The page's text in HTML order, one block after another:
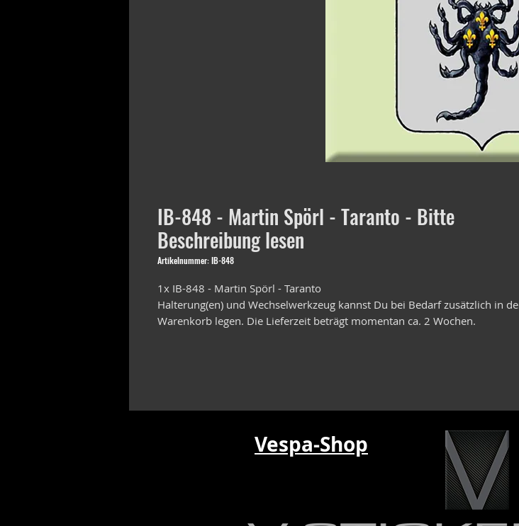
IB-848 - Martin Spörl - Taranto - Bitte
Beschreibung lesen
Artikelnummer: IB-848
1x IB-848 - Martin Spörl - Taranto
Halterung(en) und Wechselwerkzeug kannst Du bei Bedarf zusätzlich in
Warenkorb legen. Die Lieferzeit beträgt momentan ca. 2 Wochen.
Vespa-Shop